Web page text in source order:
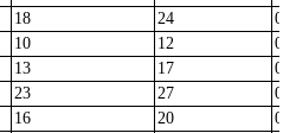
18 24
10 12
13 17
23 27
16 20